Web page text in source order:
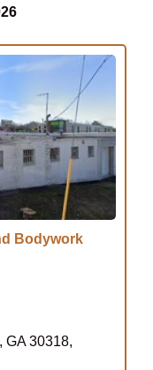
Bodywork
GA 30318,